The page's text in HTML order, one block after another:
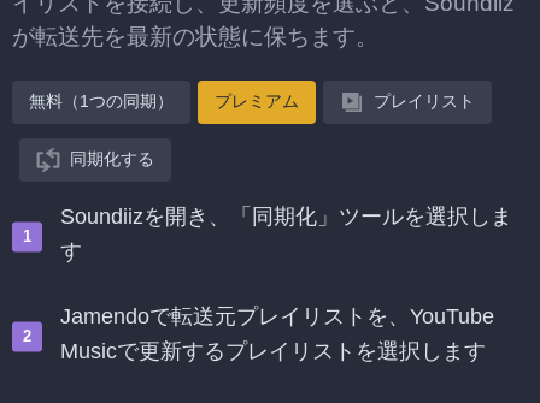
が転送先を最新の状態に保ちます。
無料（1つの同期） プレミアム プレイリスト
同期化する
Soundiizを開き、「同期化」ツールを選択しま
す
Jamendoで転送元プレイリストを、YouTube
Musicで更新するプレイリストを選択します